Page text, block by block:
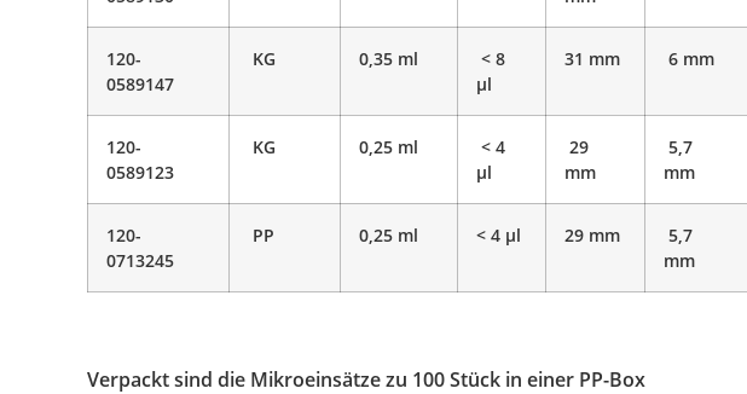
120-
0589147
KG 0,35 ml
< 8
μl
31 mm 6 mm
120-
0589123
KG 0,25 ml
< 4
μl
29
mm
5,7
mm
120-
0713245
PP 0,25 ml < 4 μl 29 mm
5,7
mm
Verpackt sind die Mikroeinsätze zu 100 Stück in einer PP-Box